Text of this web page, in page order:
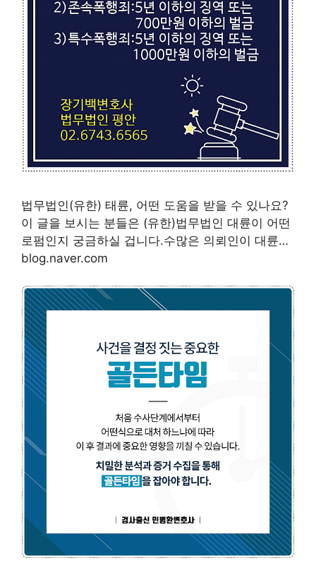
법무법인(유한) 태륜, 어떤 도움을 받을 수 있나요?
이 글을 보시는 분들은 (유한)법무법인 대륜이 어떤
로펌인지 궁금하실 겁니다.수많은 의뢰인이 대륜…
blog.naver.com